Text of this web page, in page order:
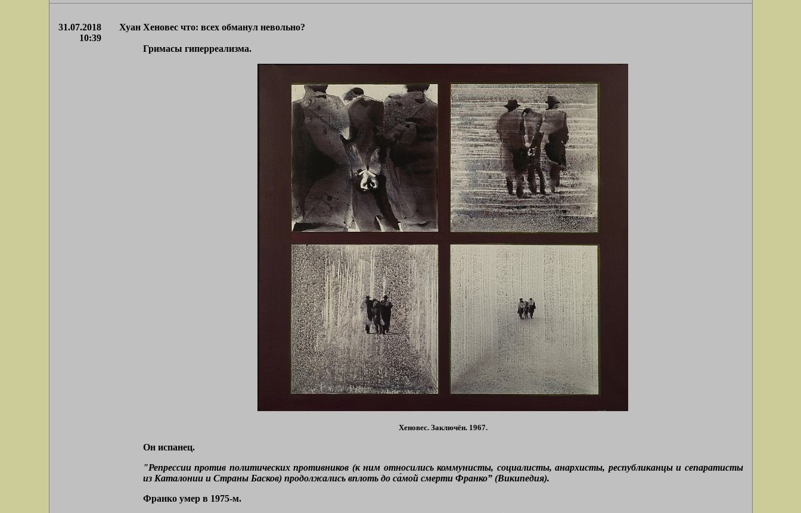
31.07.2018
10:39
Хуан Хеновес что: всех обманул невольно?
Гримасы гиперреализма.
Хеновес. Заключён. 1967.
Он испанец.
"Репрессии против политических противников (к ним относились коммунисты, социалисты, анархисты, республиканцы и сепаратисты
из Каталонии и Страны Басков) продолжались вплоть до са́мой смерти Франко” (Википедия).
Франко умер в 1975-м.